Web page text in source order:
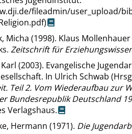
fileadmin/user_upload/
Micha (1998). Klaus
Zeitschrift für
(2003). Evangelische
In Ulrich Schwab
Teil 2. Vom Wiederaufbau zur
Bundesrepublik Deutschland
Verlagshaus.
Hermann (1971). Die